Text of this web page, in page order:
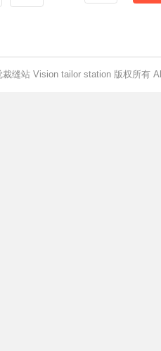
缝站 Vision tailor station 版权所有